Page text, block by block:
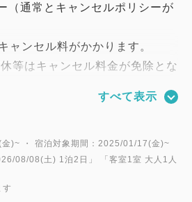
（通常とキャンセルポリシーが
ャンセル料がかかります。
等はキャンセル料金が免除とな
製ベッド/加湿空気清浄機/40イ
すべて表示
)~ ・ 宿泊対象期間：2025/01/17(金)~
08/08(土) 1泊2日 」 「客室1室 大人1人